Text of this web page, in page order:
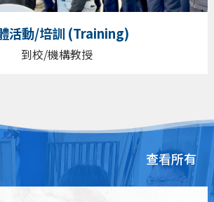
活動/培訓 (Training)
到校/機構教授
查看所有